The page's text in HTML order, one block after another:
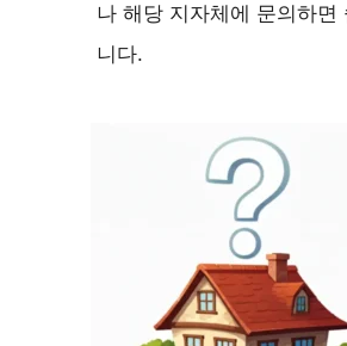
나 해당 지자체에 문의하면
니다.